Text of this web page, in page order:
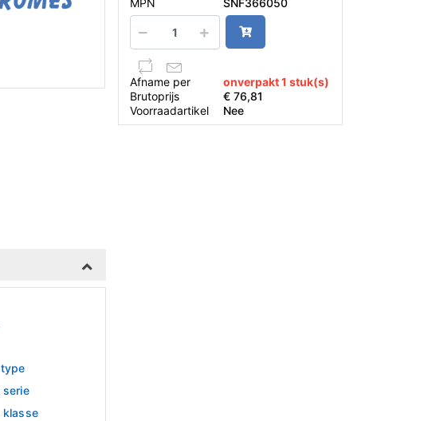
serie
klasse
Afname per
onverpakt 1 stuk(s)
Brutoprijs
€ 76,81
Voorraadartikel
Nee